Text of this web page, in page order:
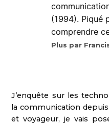
(1994). Piqué
comprendre
Plus par
J’enquête sur les
la communication
et voyageur, je vais